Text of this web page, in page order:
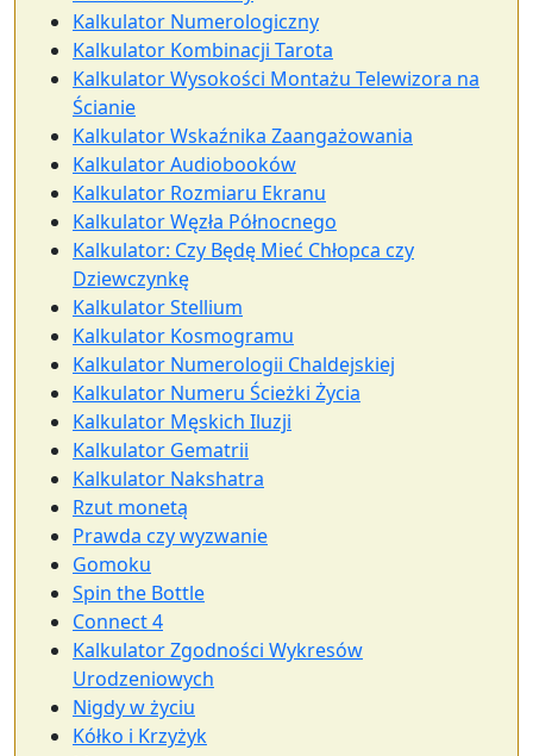
Kalkulator Numerologiczny
Kalkulator Kombinacji Tarota
Kalkulator Wysokości Montażu Telewizora na
Ścianie
Kalkulator Wskaźnika Zaangażowania
Kalkulator Audiobooków
Kalkulator Rozmiaru Ekranu
Kalkulator Węzła Północnego
Kalkulator: Czy Będę Mieć Chłopca czy
Dziewczynkę
Kalkulator Stellium
Kalkulator Kosmogramu
Kalkulator Numerologii Chaldejskiej
Kalkulator Numeru Ścieżki Życia
Kalkulator Męskich Iluzji
Kalkulator Gematrii
Kalkulator Nakshatra
Rzut monetą
Prawda czy wyzwanie
Gomoku
Spin the Bottle
Connect 4
Kalkulator Zgodności Wykresów
Urodzeniowych
Nigdy w życiu
Kółko i Krzyżyk